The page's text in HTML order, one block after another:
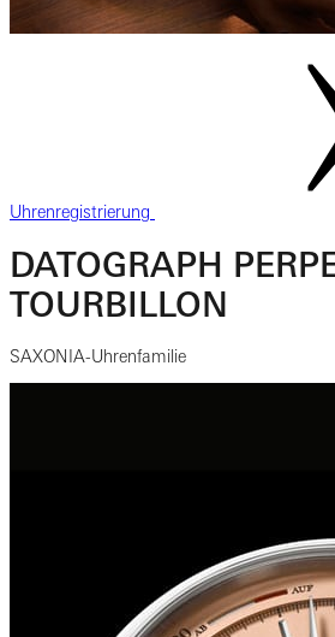
Uhrenregistrierung
DATOGRAPH
TOURBILLON
SAXONIA-Uhrenfamilie